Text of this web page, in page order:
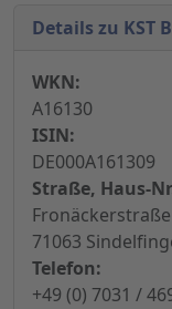
Details zu KST
WKN:
A16130
ISIN:
DE000A161309
Straße, Haus-
71063
Telefon:
+49 (0) 7031 /